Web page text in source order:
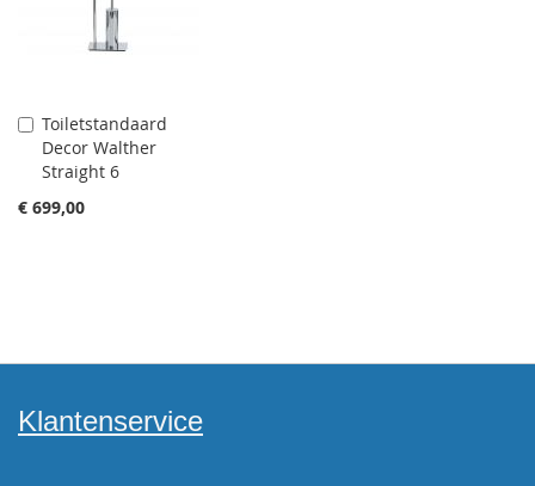
Toiletstandaard
Decor Walther
Straight 6
€ 699,00
Aan
winkelwagen
toevoegen
Klantenservice